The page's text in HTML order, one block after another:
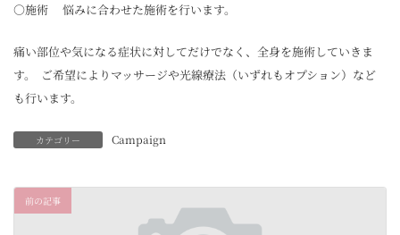
○施術 悩みに合わせた施術を行います。
痛い部位や気になる症状に対してだけでなく、全身を施術していきま
す。 ご希望によりマッサージや光線療法（いずれもオプション）など
も行います。
カテゴリー Campaign
前の記事